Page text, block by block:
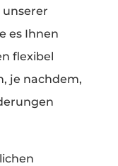
unserer
es Ihnen
flexibel
je nachdem,